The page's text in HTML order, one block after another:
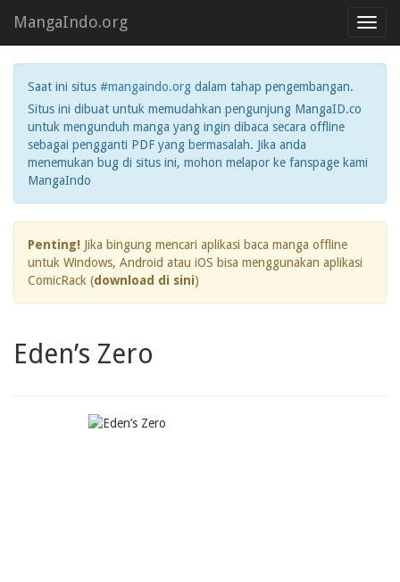
MangaIndo.org
Saat ini situs #mangaindo.org dalam tahap pengembangan.
Situs ini dibuat untuk memudahkan pengunjung MangaID.co
untuk mengunduh manga yang ingin dibaca secara offline
sebagai pengganti PDF yang bermasalah. Jika anda
menemukan bug di situs ini, mohon melapor ke fanspage kami
MangaIndo
Penting! Jika bingung mencari aplikasi baca manga offline
untuk Windows, Android atau iOS bisa menggunakan aplikasi
ComicRack (download di sini)
Eden’s Zero